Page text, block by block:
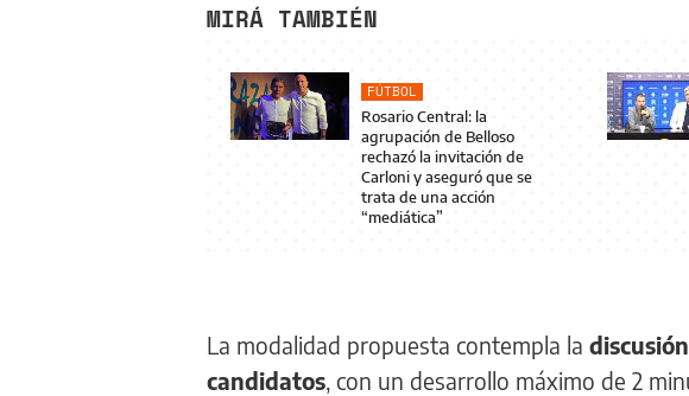
MIRÁ TAMBIÉN
FÚTBOL
Rosario Central: la
agrupación de Belloso
rechazó la invitación de
Carloni y aseguró que se
trata de una acción
“mediática”
La modalidad propuesta contempla la
candidatos , con un desarrollo máximo de 2